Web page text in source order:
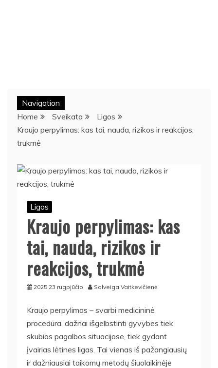
Navigation
Home
Sveikata
Ligos
Kraujo perpylimas: kas tai, nauda, rizikos ir reakcijos,
trukmė
Ligos
Kraujo perpylimas: kas
tai, nauda, rizikos ir
reakcijos, trukmė
2025 23 rugpjūčio Solveiga Vaitkevičienė
Kraujo perpylimas – svarbi medicininė
procedūra, dažnai išgelbstinti gyvybes tiek
skubios pagalbos situacijose, tiek gydant
įvairias lėtines ligas. Tai vienas iš pažangiausių
ir dažniausiai taikomų metodų šiuolaikinėje